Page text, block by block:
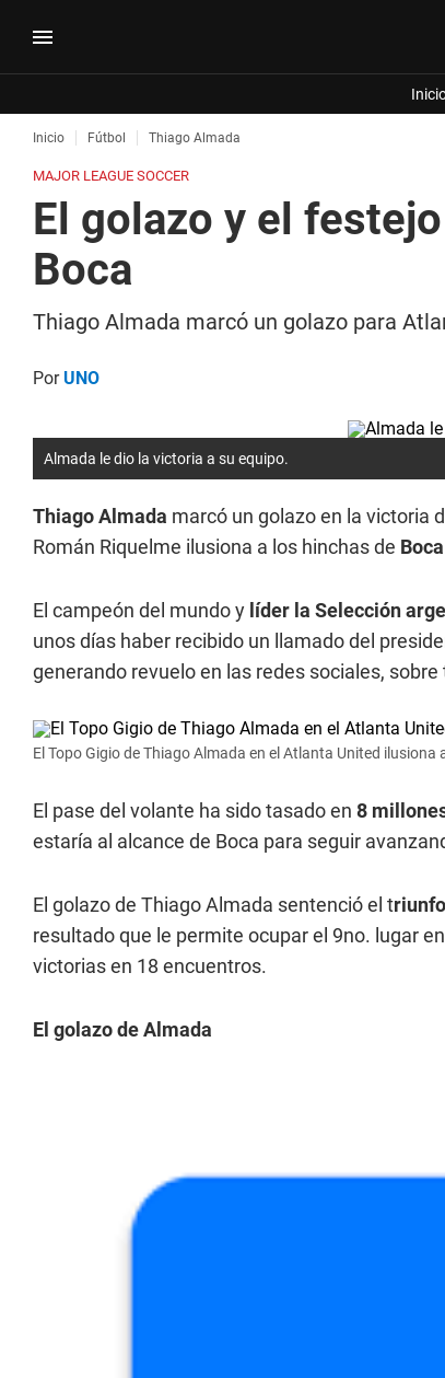
Inicio Fútbol Thiago Almada
MAJOR LEAGUE SOCCER
El golazo y el
Boca
Thiago Almada marcó un golazo para
PorUNO
Almada le dio la victoria a su equipo.
Thiago Almada marcó un golazo en la victoria
Román Riquelme ilusiona a los hinchas de Boca
El campeón del mundo y líder la Selección
unos días haber recibido un llamado del
generando revuelo en las redes sociales,
El Topo Gigio de Thiago Almada en el Atlanta United ilusiona
El pase del volante ha sido tasado en 8
estaría al alcance de Boca para seguir
El golazo de Thiago Almada sentenció el t
resultado que le permite ocupar el 9no. lugar
victorias en 18 encuentros.
El golazo de Almada